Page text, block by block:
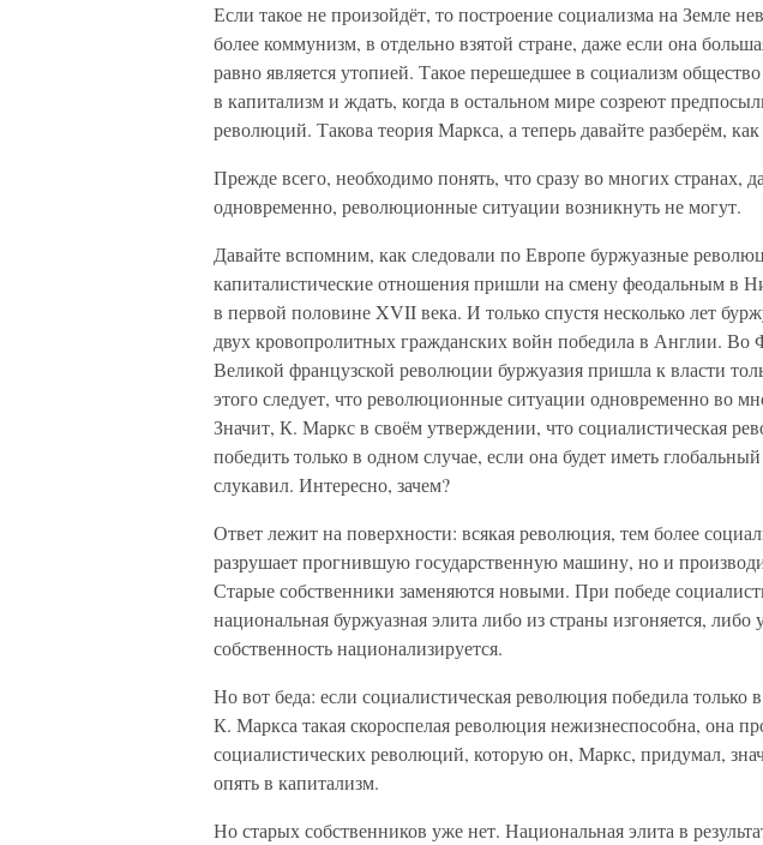
Если такое не произойдёт, то построение социализма на Земле
более коммунизм, в отдельно взятой стране, даже если она
равно является утопией. Такое перешедшее в социализм
в капитализм и ждать, когда в остальном мире созреют
революций. Такова теория Маркса, а теперь давайте разберём,
Прежде всего, необходимо понять, что сразу во многих странах,
одновременно, революционные ситуации возникнуть не могут.
Давайте вспомним, как следовали по Европе буржуазные
капиталистические отношения пришли на смену феодальным в
в первой половине XVII века. И только спустя несколько лет
двух кровопролитных гражданских войн победила в Англии. Во
Великой французской революции буржуазия пришла к власти
этого следует, что революционные ситуации одновременно во
Значит, К. Маркс в своём утверждении, что социалистическая
победить только в одном случае, если она будет иметь
слукавил. Интересно, зачем?
Ответ лежит на поверхности: всякая революция, тем более
разрушает прогнившую государственную машину, но и
Старые собственники заменяются новыми. При победе
национальная буржуазная элита либо из страны изгоняется, либо
собственность национализируется.
Но вот беда: если социалистическая революция победила только
К. Маркса такая скороспелая революция нежизнеспособна, она
социалистических революций, которую он, Маркс, придумал,
опять в капитализм.
Но старых собственников уже нет. Национальная элита в